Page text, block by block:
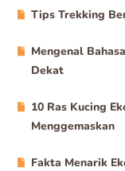
Tips Trekking
Mengenal
Dekat
10 Ras Kucing
Menggemaskan
Fakta Menarik